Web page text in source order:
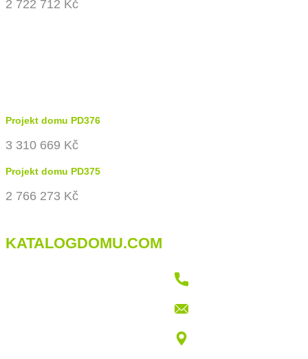
2 722 712 Kč
Projekt domu PD376
3 310 669 Kč
Projekt domu PD375
2 766 273 Kč
KATALOGDOMU.COM